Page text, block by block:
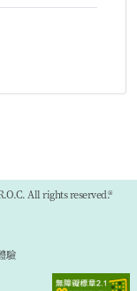
All rights reserved.®
驗